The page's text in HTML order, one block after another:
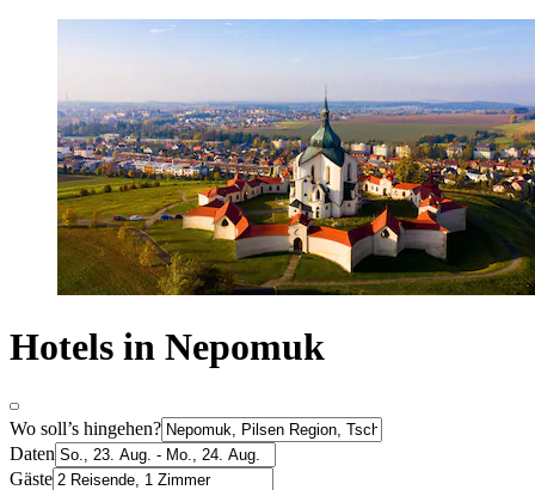
Hotels in Nepomuk
Wo soll’s hingehen?
Daten
Gäste